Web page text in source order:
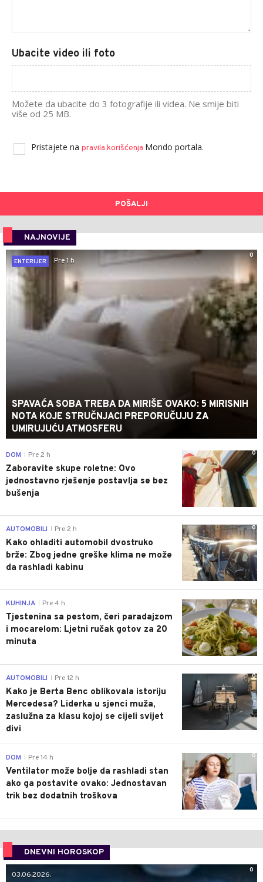
Ubacite video ili foto
Možete da ubacite do 3 fotografije ili videa. Ne smije biti
više od 25 MB.
Pristajete na pravila korišćenja Mondo portala.
POŠALJI
NAJNOVIJE
0
ENTERIJER
Pre 1 h
SPAVAĆA SOBA TREBA DA MIRIŠE OVAKO: 5 MIRISNIH
NOTA KOJE STRUČNJACI PREPORUČUJU ZA
UMIRUJUĆU ATMOSFERU
0
DOM Pre 2 h
Zaboravite skupe roletne: Ovo
jednostavno rješenje postavlja se bez
bušenja
0
AUTOMOBILI Pre 2 h
Kako ohladiti automobil dvostruko
brže: Zbog jedne greške klima ne može
da rashladi kabinu
0
KUHINJA Pre 4 h
Tjestenina sa pestom, čeri paradajzom
i mocarelom: Ljetni ručak gotov za 20
minuta
0
AUTOMOBILI Pre 12 h
Kako je Berta Benc oblikovala istoriju
Mercedesa? Liderka u sjenci muža,
zaslužna za klasu kojoj se cijeli svijet
divi
0
DOM Pre 14 h
Ventilator može bolje da rashladi stan
ako ga postavite ovako: Jednostavan
trik bez dodatnih troškova
DNEVNI HOROSKOP
0
03.06.2026.